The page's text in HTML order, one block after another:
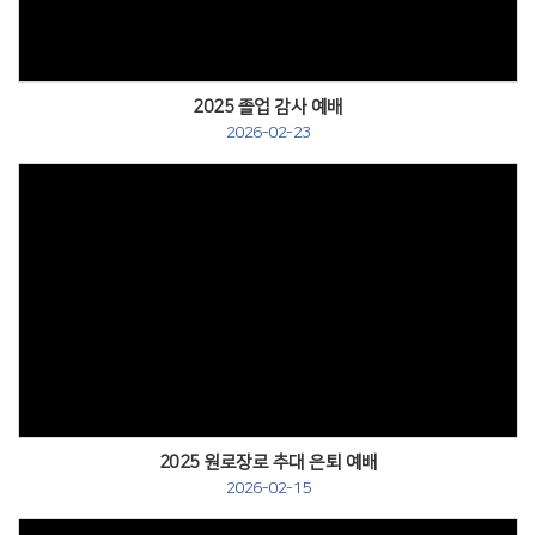
2025 졸업 감사 예배
2026-02-23
2025 원로장로 추대 은퇴 예배
2026-02-15